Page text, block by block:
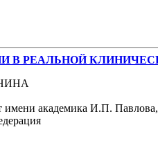
В РЕАЛЬНОЙ
имени академика И.П. Павлова,